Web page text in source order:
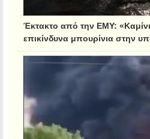
Έκτακτο από την ΕΜΥ:
επικίνδυνα μπουρίνια στην